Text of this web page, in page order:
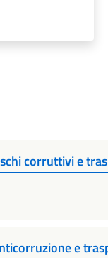
corruttivi e
e